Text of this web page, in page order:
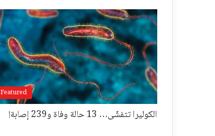
Featured
الكوليرا تتفشّى… 13 حالة وفاة و239 إصابة!